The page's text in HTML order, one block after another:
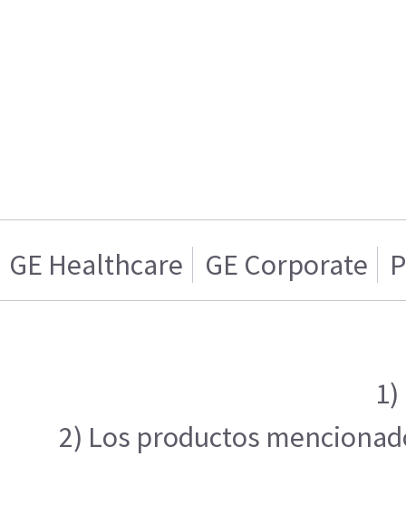
GE Healthcare GE Corporate
2) Los productos